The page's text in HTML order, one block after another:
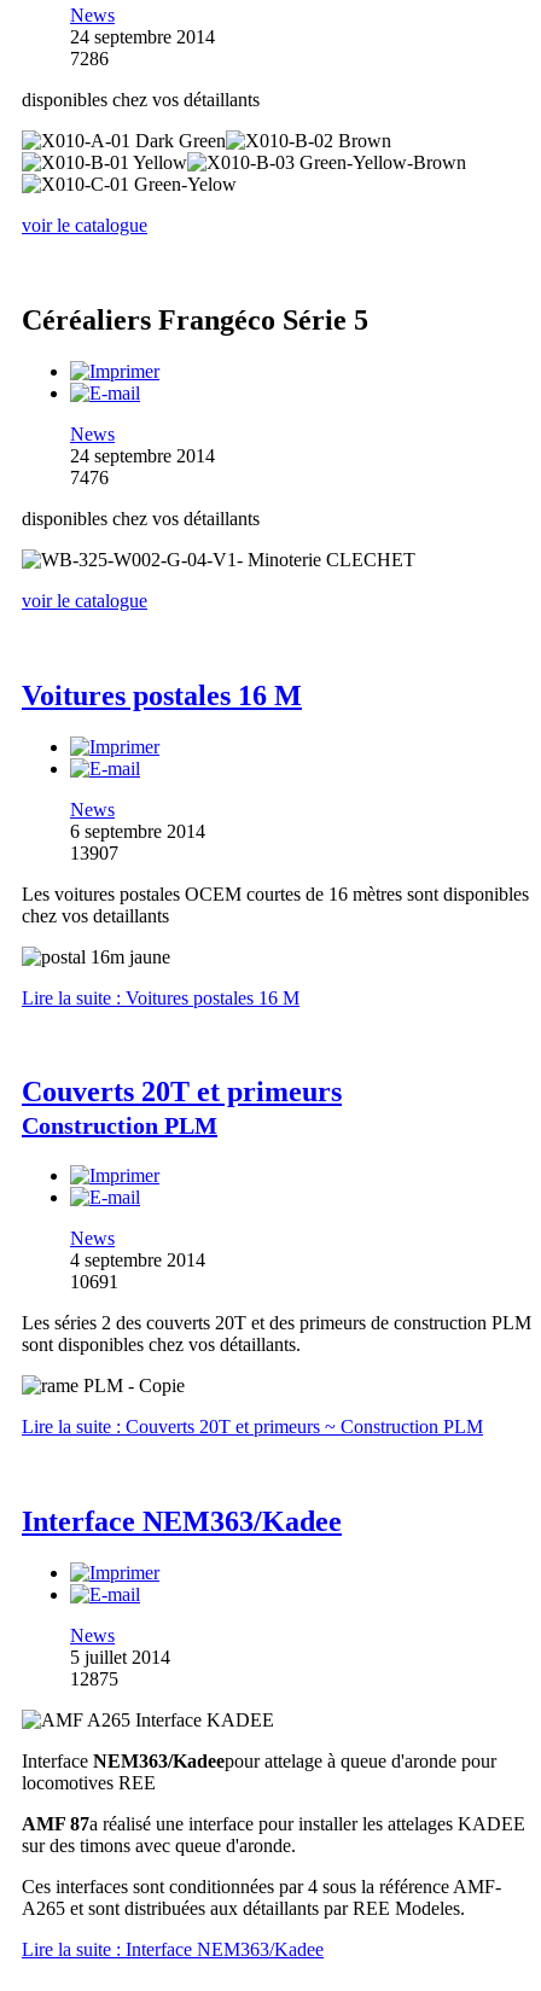
News
24 septembre 2014
7286
disponibles chez vos détaillants
voir le catalogue
Céréaliers Frangéco Série 5
News
24 septembre 2014
7476
disponibles chez vos détaillants
voir le catalogue
Voitures postales 16 M
News
6 septembre 2014
13907
Les voitures postales OCEM courtes de 16 mètres sont disponibles
chez vos detaillants
Lire la suite : Voitures postales 16 M
Couverts 20T et primeurs
Construction PLM
News
4 septembre 2014
10691
Les séries 2 des couverts 20T et des primeurs de construction PLM
sont disponibles chez vos détaillants.
Lire la suite : Couverts 20T et primeurs ~ Construction PLM
Interface NEM363/Kadee
News
5 juillet 2014
12875
Interface NEM363/Kadeepour attelage à queue d'aronde pour
locomotives REE
AMF 87a réalisé une interface pour installer les attelages KADEE
sur des timons avec queue d'aronde.
Ces interfaces sont conditionnées par 4 sous la référence AMF-
A265 et sont distribuées aux détaillants par REE Modeles.
Lire la suite : Interface NEM363/Kadee